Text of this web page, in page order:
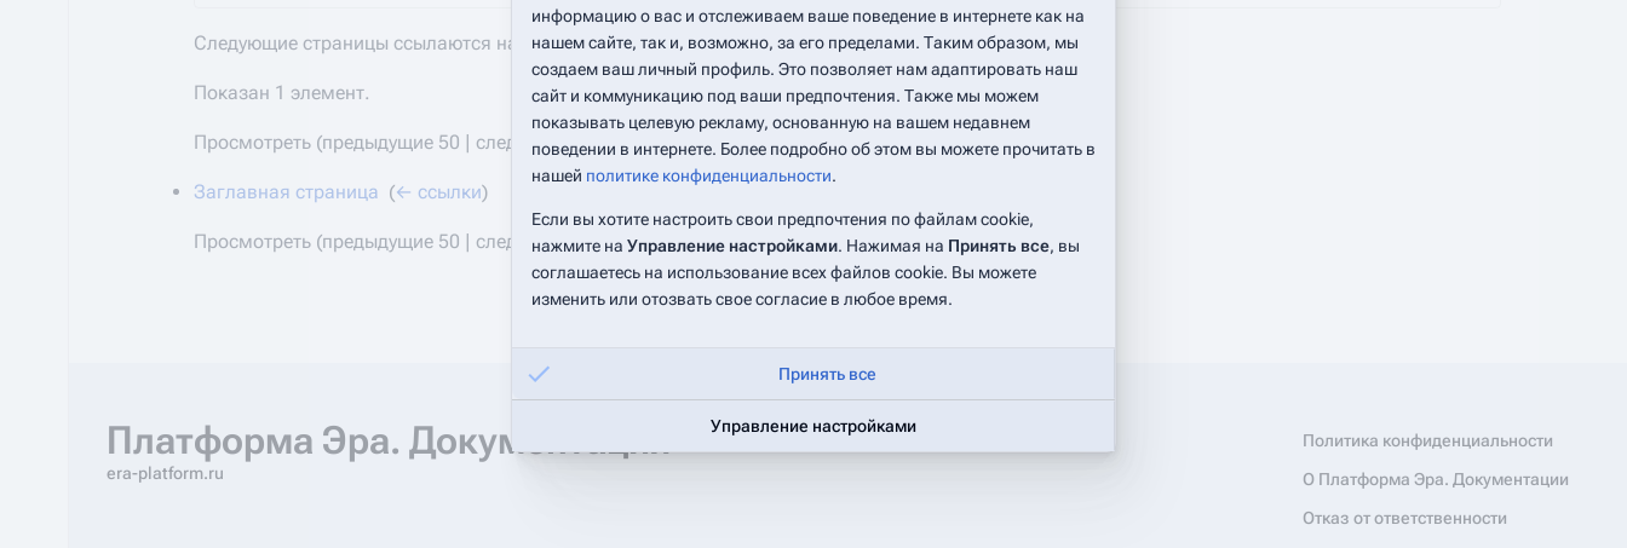
Следующие страницы ссылаются на Управление обучением:
Показан 1 элемент.
Просмотреть (предыдущие 50 | следующие 50) ( 20|50|100|250|500)
Заглавная страница (← ссылки)
Просмотреть (предыдущие 50 | следующие 50 ) (20|50|100 |250|500)
Платформа Эра. Документация
era-platform.ru
Политика конфиденциальности
О Платформа Эра. Документации
Отказ от ответственности
информацию о вас и отслеживаем ваше поведение в интернете как на
нашем сайте, так и, возможно, за его пределами. Таким образом, мы
создаем ваш личный профиль. Это позволяет нам адаптировать наш
сайт и коммуникацию под ваши предпочтения. Также мы можем
показывать целевую рекламу, основанную на вашем недавнем
поведении в интернете. Более подробно об этом вы можете прочитать в
нашей политике конфиденциальности.
Если вы хотите настроить свои предпочтения по файлам cookie,
нажмите на Управление настройками. Нажимая на Принять все, вы
соглашаетесь на использование всех файлов cookie. Вы можете
изменить или отозвать свое согласие в любое время.
Принять все
Управление настройками